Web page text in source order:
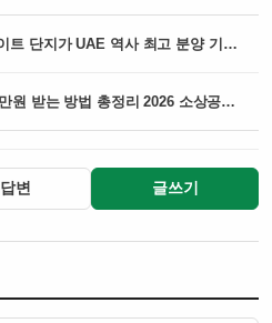
아부다비 골프 에스테이트 단지가 UAE 역사 최고 분양 기록을 세우며 주거와 라이프스타일을 결합한 새로운 모델로 주목받음
당근 첫 광고 지원금 1만원 받는 방법 총정리 2026 소상공인 필수! 당근 첫 광고 지원금 1만원 받는 꿀팁
답변 글쓰기